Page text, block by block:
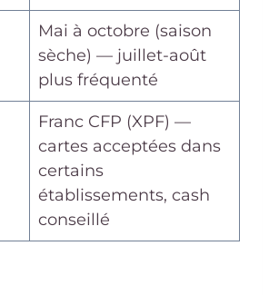
Mai à octobre (saison
sèche) — juillet-août
plus fréquenté
Franc CFP (XPF) —
cartes acceptées dans
certains
établissements, cash
conseillé